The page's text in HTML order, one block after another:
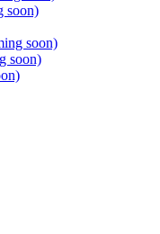
soon)
soon)
soon)